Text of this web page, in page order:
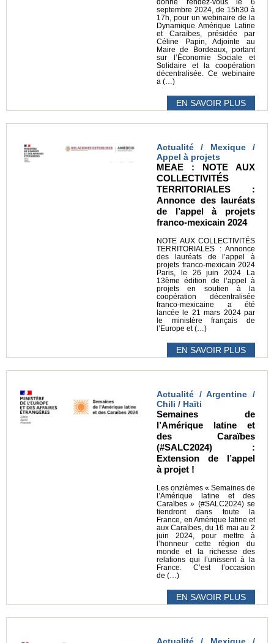
donné rendez-vous le 6
septembre 2024, de 15h30 à
17h, pour un webinaire de la
Dynamique Amérique Latine
et Caraïbes, présidée par
Céline Papin, Adjointe au
Maire de Bordeaux, portant
sur l’Économie Sociale et
Solidaire et la coopération
décentralisée. Ce webinaire
a (…)
EN SAVOIR PLUS
Actualité / Mexique /
Appel à projets
MEAE : NOTE AUX
COLLECTIVITÉS
TERRITORIALES :
Annonce des lauréats
de l’appel à projets
franco-mexicain 2024
NOTE AUX COLLECTIVITÉS
TERRITORIALES : Annonce
des lauréats de l’appel à
projets franco-mexicain 2024
Paris, le 26 juin 2024 La
13ème édition de l’appel à
projets en soutien à la
coopération décentralisée
franco-mexicaine a été
lancée le 21 mars 2024 par
le ministère français de
l’Europe et (…)
EN SAVOIR PLUS
Actualité / Argentine /
Chili / Haïti
Semaines de
l’Amérique latine et
des Caraïbes
(#SALC2024) :
Extension de l’appel
à projet !
Les onzièmes « Semaines de
l’Amérique latine et des
Caraïbes » (#SALC2024) se
tiendront dans toute la
France, en Amérique latine et
aux Caraïbes, du 16 mai au 2
juin 2024, pour mettre à
l’honneur cette région du
monde et la richesse des
relations qui l’unissent à la
France. C’est l’occasion
de (…)
EN SAVOIR PLUS